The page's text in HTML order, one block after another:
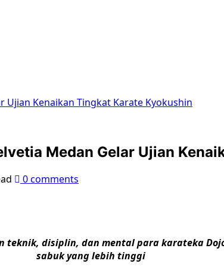
Ujian Kenaikan Tingkat Karate Kyokushin
Medan Gelar Ujian
0 comments
disiplin, dan mental para karateka
sabuk yang lebih tinggi